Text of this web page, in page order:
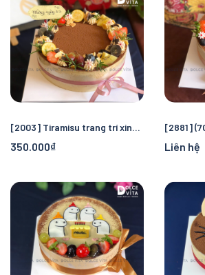
[2003] Tiramisu trang trí xinh xắn cho nhiều dịp
350.000₫ Liên hệ